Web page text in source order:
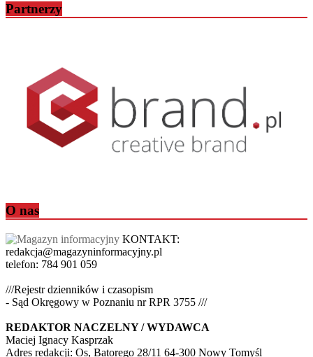
Partnerzy
O nas
KONTAKT:
redakcja@magazyninformacyjny.pl
telefon: 784 901 059
///Rejestr dzienników i czasopism
- Sąd Okręgowy w Poznaniu nr RPR 3755 ///
REDAKTOR NACZELNY / WYDAWCA
Maciej Ignacy Kasprzak
Adres redakcji: Os, Batorego 28/11 64-300 Nowy Tomyśl